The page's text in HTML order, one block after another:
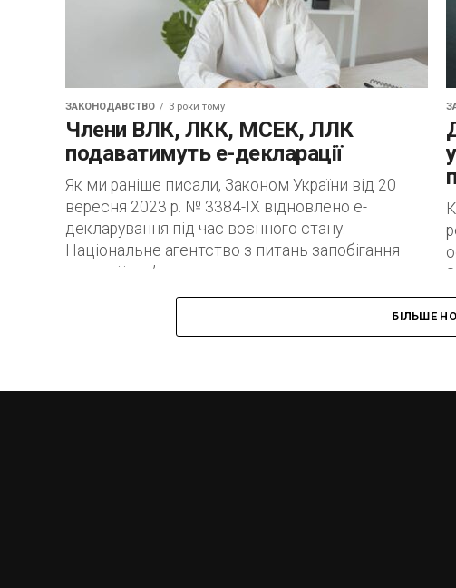
ЗАКОНОДАВСТВО 3 роки тому
Члени ВЛК, ЛКК, МСЕК, ЛЛК
подаватимуть е-декларації
Як ми раніше писали, Законом України від 20
вересня 2023 р. № 3384-IX відновлено е-
декларування під час воєнного стану.
Національне агентство з питань запобігання
корупції роз’яснило,...
БІЛЬШЕ